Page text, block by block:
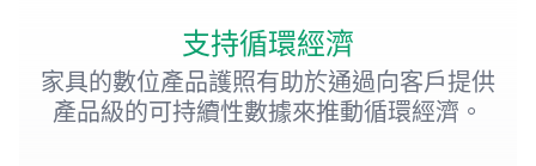
支持循環經濟
家具的數位產品護照有助於通過向客戶提供
產品級的可持續性數據來推動循環經濟。